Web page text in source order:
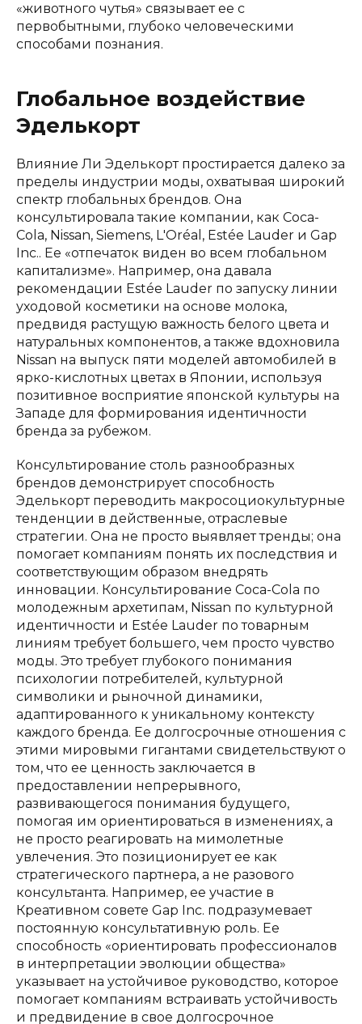
«животного чутья» связывает ее с
первобытными, глубоко человеческими
способами познания.
Глобальное воздействие
Эделькорт
Влияние Ли Эделькорт простирается далеко за
пределы индустрии моды, охватывая широкий
спектр глобальных брендов. Она
консультировала такие компании, как Coca-
Cola, Nissan, Siemens, L'Oréal, Estée Lauder и Gap
Inc.. Ее «отпечаток виден во всем глобальном
капитализме». Например, она давала
рекомендации Estée Lauder по запуску линии
уходовой косметики на основе молока,
предвидя растущую важность белого цвета и
натуральных компонентов, а также вдохновила
Nissan на выпуск пяти моделей автомобилей в
ярко-кислотных цветах в Японии, используя
позитивное восприятие японской культуры на
Западе для формирования идентичности
бренда за рубежом.
Консультирование столь разнообразных
брендов демонстрирует способность
Эделькорт переводить макросоциокультурные
тенденции в действенные, отраслевые
стратегии. Она не просто выявляет тренды; она
помогает компаниям понять их последствия и
соответствующим образом внедрять
инновации. Консультирование Coca-Cola по
молодежным архетипам, Nissan по культурной
идентичности и Estée Lauder по товарным
линиям требует большего, чем просто чувство
моды. Это требует глубокого понимания
психологии потребителей, культурной
символики и рыночной динамики,
адаптированного к уникальному контексту
каждого бренда. Ее долгосрочные отношения с
этими мировыми гигантами свидетельствуют о
том, что ее ценность заключается в
предоставлении непрерывного,
развивающегося понимания будущего,
помогая им ориентироваться в изменениях, а
не просто реагировать на мимолетные
увлечения. Это позиционирует ее как
стратегического партнера, а не разового
консультанта. Например, ее участие в
Креативном совете Gap Inc. подразумевает
постоянную консультативную роль. Ее
способность «ориентировать профессионалов
в интерпретации эволюции общества»
указывает на устойчивое руководство, которое
помогает компаниям встраивать устойчивость
и предвидение в свое долгосрочное